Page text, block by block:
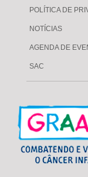
POLÍTICA DE
NOTÍCIAS
AGENDA DE
SAC